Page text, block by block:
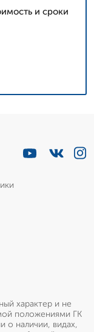
и сроки
характер и не
положениями ГК
о наличии, видах,